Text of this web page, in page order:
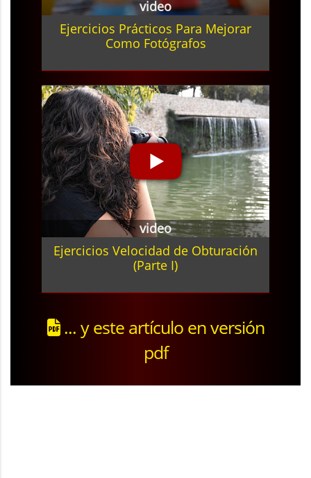
video
Ejercicios Prácticos Para Mejorar
Como Fotógrafos
video
Ejercicios Velocidad de Obturación
(Parte I)
... y este artículo en versión
pdf